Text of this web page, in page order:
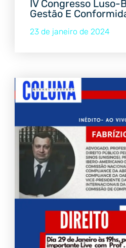
IV Congresso Luso-
Gestão E
23 de janeiro de 2024